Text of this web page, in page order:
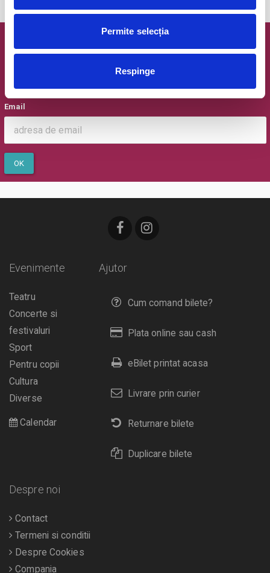
Permite selecția
Respinge
Newsletter @ Bilete.ro
Oferte exclusive si o editie saptamanala cu cele mai noi
evenimente.
Email
OK
Ajutor
Cum comand bilete?
Plata online sau cash
eBilet printat acasa
Livrare prin curier
Returnare bilete
Duplicare bilete
Evenimente
Teatru
Concerte si
festivaluri
Sport
Pentru copii
Cultura
Diverse
Calendar
Despre noi
Contact
Termeni si conditii
Despre Cookies
Compania